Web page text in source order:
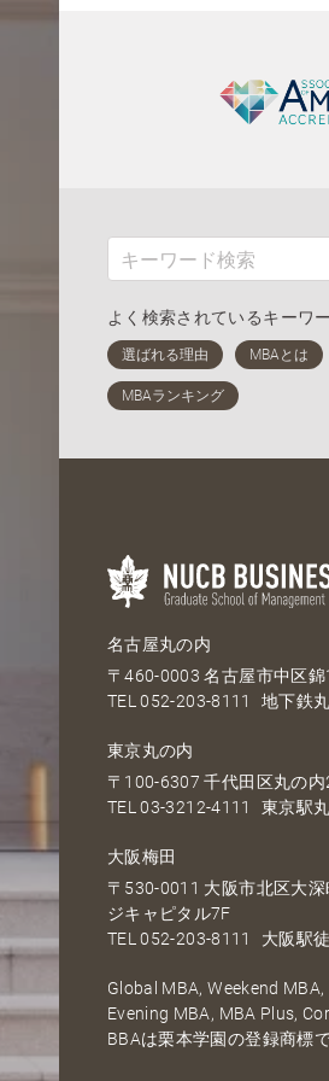
よく検索されているキーワ
名古屋丸の内
〒460-0003 名古屋市中区
TEL052-203-8111 地下鉄
東京丸の内
〒100-6307 千代田区丸の
TEL03-3212-4111 東京駅
大阪梅田
〒530-0011 大阪市北区大
ジキャピタル7F
TEL052-203-8111 大阪駅
Global MBA, Weekend
Evening MBA, MBA Plus,
BBAは栗本学園の登録商標